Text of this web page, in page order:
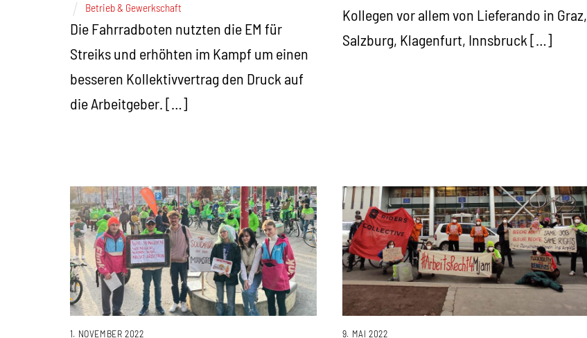
Betrieb & Gewerkschaft
Die Fahrradboten nutzten die EM für
Streiks und erhöhten im Kampf um einen
besseren Kollektivvertrag den Druck auf
die Arbeitgeber. […]
Kollegen vor allem von Lieferando in Graz,
Salzburg, Klagenfurt, Innsbruck […]
1. NOVEMBER 2022 9. MAI 2022